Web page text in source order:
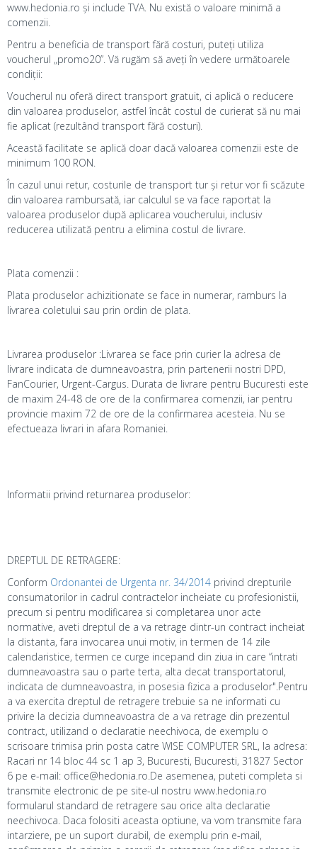
www.hedonia.ro și include TVA. Nu există o valoare minimă a
comenzii.
Pentru a beneficia de transport fără costuri, puteți utiliza
voucherul „promo20”. Vă rugăm să aveți în vedere următoarele
condiții:
Voucherul nu oferă direct transport gratuit, ci aplică o reducere
din valoarea produselor, astfel încât costul de curierat să nu mai
fie aplicat (rezultând transport fără costuri).
Această facilitate se aplică doar dacă valoarea comenzii este de
minimum 100 RON.
În cazul unui retur, costurile de transport tur și retur vor fi scăzute
din valoarea rambursată, iar calculul se va face raportat la
valoarea produselor după aplicarea voucherului, inclusiv
reducerea utilizată pentru a elimina costul de livrare.
Plata comenzii :
Plata produselor achizitionate se face in numerar, ramburs la
livrarea coletului sau prin ordin de plata.
Livrarea produselor :Livrarea se face prin curier la adresa de
livrare indicata de dumneavoastra, prin partenerii nostri DPD,
FanCourier, Urgent-Cargus. Durata de livrare pentru Bucuresti este
de maxim 24-48 de ore de la confirmarea comenzii, iar pentru
provincie maxim 72 de ore de la confirmarea acesteia. Nu se
efectueaza livrari in afara Romaniei.
Informatii privind returnarea produselor:
DREPTUL DE RETRAGERE:
Conform Ordonantei de Urgenta nr. 34/2014 privind drepturile
consumatorilor in cadrul contractelor incheiate cu profesionistii,
precum si pentru modificarea si completarea unor acte
normative, aveti dreptul de a va retrage dintr-un contract incheiat
la distanta, fara invocarea unui motiv, in termen de 14 zile
calendaristice, termen ce curge incepand din ziua in care “intrati
dumneavoastra sau o parte terta, alta decat transportatorul,
indicata de dumneavoastra, in posesia fizica a produselor".Pentru
a va exercita dreptul de retragere trebuie sa ne informati cu
privire la decizia dumneavoastra de a va retrage din prezentul
contract, utilizand o declaratie neechivoca, de exemplu o
scrisoare trimisa prin posta catre WISE COMPUTER SRL, la adresa:
Racari nr 14 bloc 44 sc 1 ap 3, Bucuresti, Bucuresti, 31827 Sector
6 pe e-mail: office@hedonia.ro.De asemenea, puteti completa si
transmite electronic de pe site-ul nostru www.hedonia.ro
formularul standard de retragere sau orice alta declaratie
neechivoca. Daca folositi aceasta optiune, va vom transmite fara
intarziere, pe un suport durabil, de exemplu prin e-mail,